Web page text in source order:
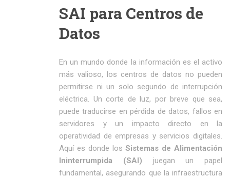
SAI para Centros de
Datos
En un mundo donde la información es el activo
más valioso, los centros de datos no pueden
permitirse ni un solo segundo de interrupción
eléctrica. Un corte de luz, por breve que sea,
puede traducirse en pérdida de datos, fallos en
servidores y un impacto directo en la
operatividad de empresas y servicios digitales.
Aquí es donde losSistemas de Alimentación
Ininterrumpida (SAI) juegan un papel
fundamental, asegurando que la infraestructura